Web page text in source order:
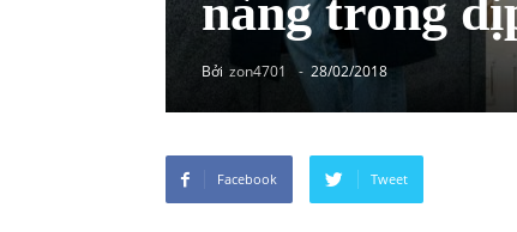
nàng trong
Bởi zon4701 - 28/02/2018
Facebook Tweet